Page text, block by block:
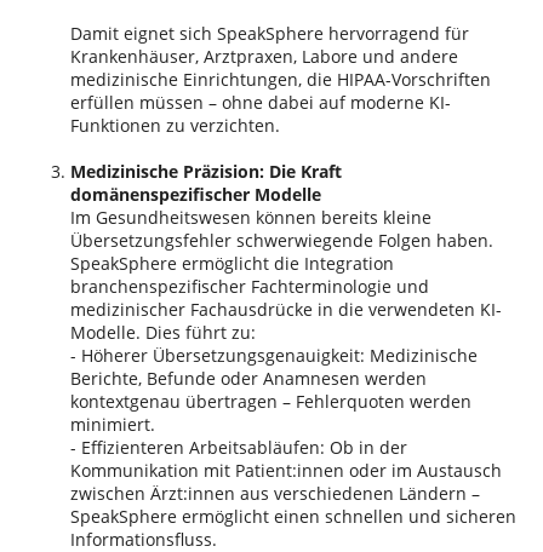
Damit eignet sich SpeakSphere hervorragend für
Krankenhäuser, Arztpraxen, Labore und andere
medizinische Einrichtungen, die HIPAA-Vorschriften
erfüllen müssen – ohne dabei auf moderne KI-
Funktionen zu verzichten.
Medizinische Präzision: Die Kraft
domänenspezifischer Modelle
Im Gesundheitswesen können bereits kleine
Übersetzungsfehler schwerwiegende Folgen haben.
SpeakSphere ermöglicht die Integration
branchenspezifischer Fachterminologie und
medizinischer Fachausdrücke in die verwendeten KI-
Modelle. Dies führt zu:
- Höherer Übersetzungsgenauigkeit: Medizinische
Berichte, Befunde oder Anamnesen werden
kontextgenau übertragen – Fehlerquoten werden
minimiert.
- Effizienteren Arbeitsabläufen: Ob in der
Kommunikation mit Patient:innen oder im Austausch
zwischen Ärzt:innen aus verschiedenen Ländern –
SpeakSphere ermöglicht einen schnellen und sicheren
Informationsfluss.